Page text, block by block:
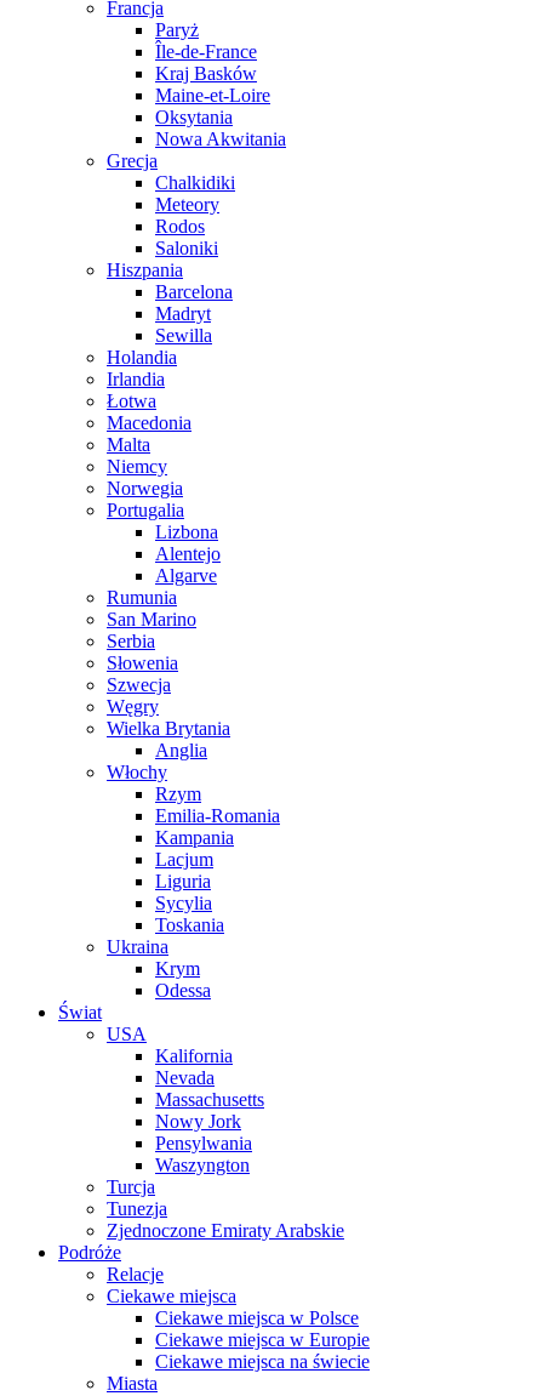
Francja
Paryż
Île-de-France
Kraj Basków
Maine-et-Loire
Oksytania
Nowa Akwitania
Grecja
Chalkidiki
Meteory
Rodos
Saloniki
Hiszpania
Barcelona
Madryt
Sewilla
Holandia
Irlandia
Łotwa
Macedonia
Malta
Niemcy
Norwegia
Portugalia
Lizbona
Alentejo
Algarve
Rumunia
San Marino
Serbia
Słowenia
Szwecja
Węgry
Wielka Brytania
Anglia
Włochy
Rzym
Emilia-Romania
Kampania
Lacjum
Liguria
Sycylia
Toskania
Ukraina
Krym
Odessa
Świat
USA
Kalifornia
Nevada
Massachusetts
Nowy Jork
Pensylwania
Waszyngton
Turcja
Tunezja
Zjednoczone Emiraty Arabskie
Podróże
Relacje
Ciekawe miejsca
Ciekawe miejsca w Polsce
Ciekawe miejsca w Europie
Ciekawe miejsca na świecie
Miasta